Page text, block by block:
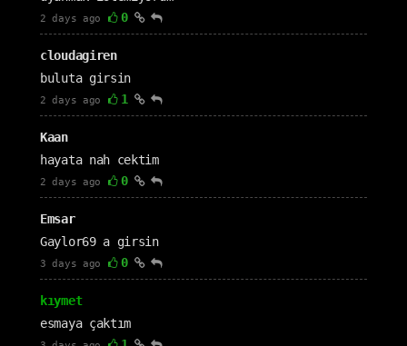
2 days ago 0
cloudagiren
buluta girsin
2 days ago 1
Kaan
hayata nah cektim
2 days ago 0
Emsar
Gaylor69 a girsin
3 days ago 0
kıymet
esmaya çaktım